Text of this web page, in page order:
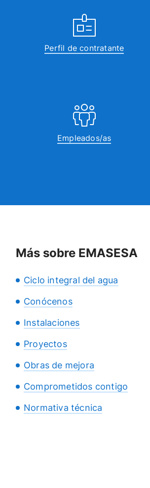
Perfil de contratante
Empleados/as
Más sobre EMASESA
Ciclo integral del agua
Conócenos
Instalaciones
Proyectos
Obras de mejora
Comprometidos contigo
Normativa técnica